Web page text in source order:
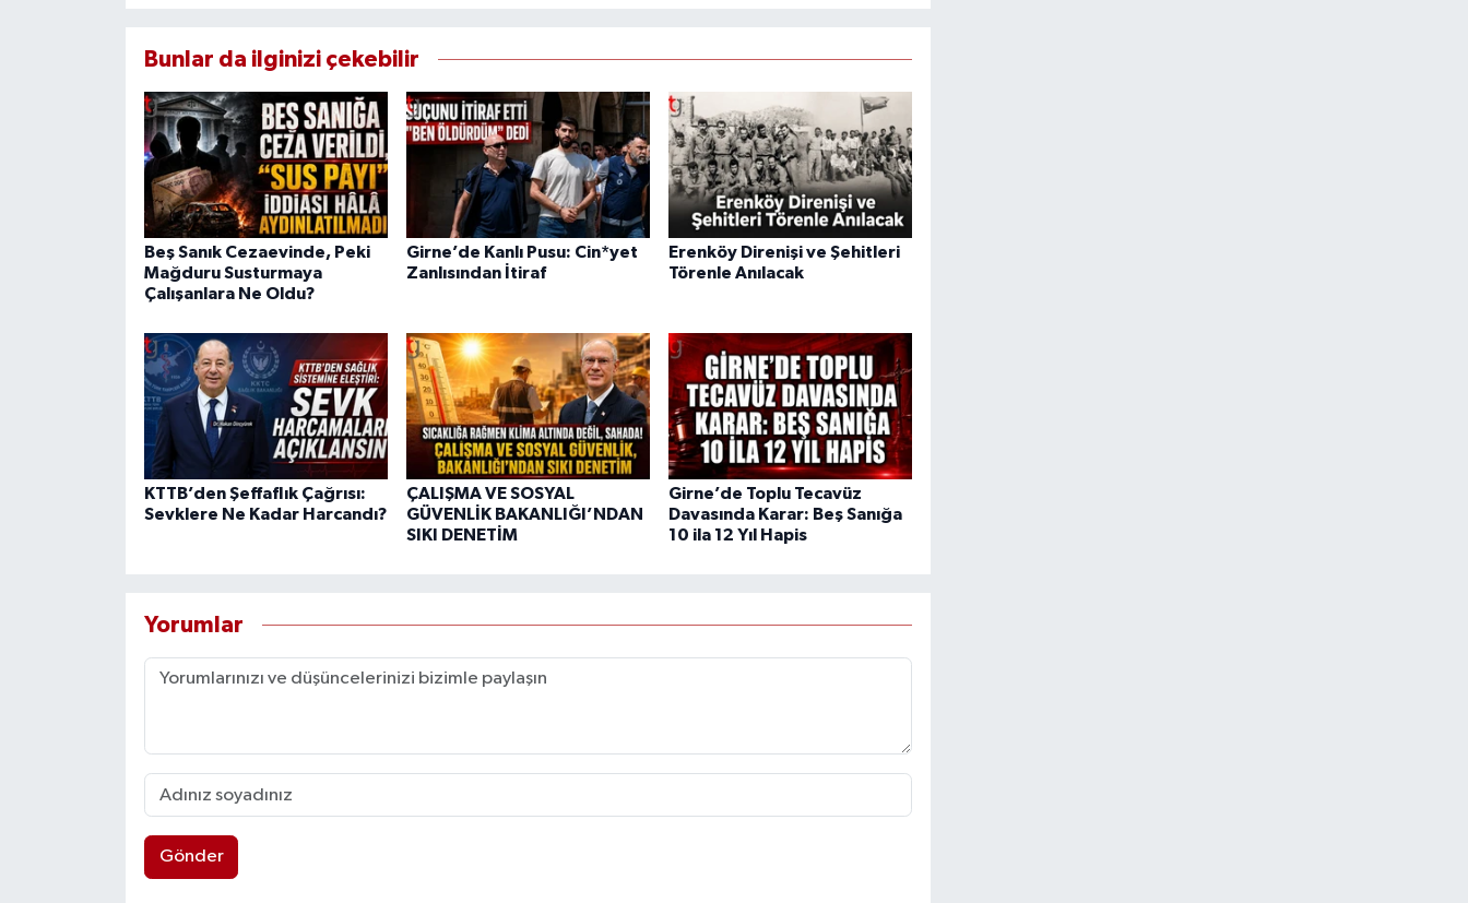
Bunlar da ilginizi çekebilir
Beş Sanık Cezaevinde, Peki
Mağduru Susturmaya
Çalışanlara Ne Oldu?
Girne’de Kanlı Pusu: Cin*yet
Zanlısından İtiraf
Erenköy Direnişi ve Şehitleri
Törenle Anılacak
KTTB’den Şeffaflık Çağrısı:
Sevklere Ne Kadar Harcandı?
ÇALIŞMA VE SOSYAL
GÜVENLİK BAKANLIĞI’NDAN
SIKI DENETİM
Girne’de Toplu Tecavüz
Davasında Karar: Beş Sanığa
10 ila 12 Yıl Hapis
Yorumlar
Gönder